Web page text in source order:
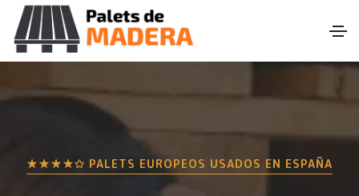
★★★★✩ PALETS EUROPEOS USADOS EN ESPAÑA